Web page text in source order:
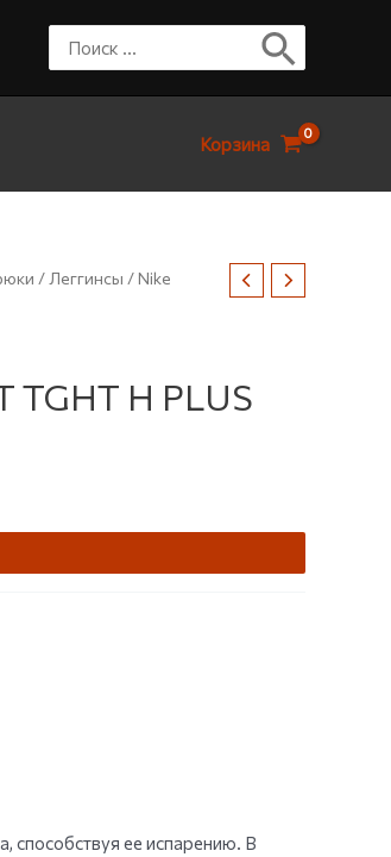
Корзина
/ Леггинсы / Nike
TGHT H PLUS
способствуя ее испарению. В